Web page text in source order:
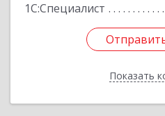
1С:Специалист
Показать